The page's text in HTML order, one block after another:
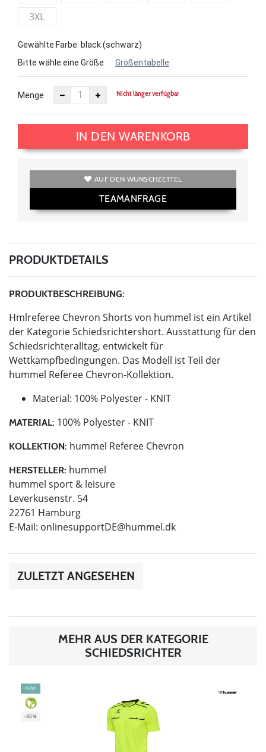
3XL
Gewählte Farbe: black (schwarz)
Bitte wähle eine Größe
Größentabelle
Menge Nicht länger verfügbar
IN DEN WARENKORB
AUF DEN WUNSCHZETTEL
TEAMANFRAGE
PRODUKTDETAILS
PRODUKTBESCHREIBUNG:
Hmlreferee Chevron Shorts von hummel ist ein Artikel
der Kategorie Schiedsrichtershort. Ausstattung für den
Schiedsrichteralltag, entwickelt für
Wettkampfbedingungen. Das Modell ist Teil der
hummel Referee Chevron-Kollektion.
Material: 100% Polyester - KNIT
MATERIAL: 100% Polyester - KNIT
KOLLEKTION: hummel Referee Chevron
HERSTELLER: hummel
hummel sport & leisure
Leverkusenstr. 54
22761 Hamburg
E-Mail: onlinesupportDE@hummel.dk
ZULETZT ANGESEHEN
MEHR AUS DER KATEGORIE
SCHIEDSRICHTER
NEW
GREEN
-35%